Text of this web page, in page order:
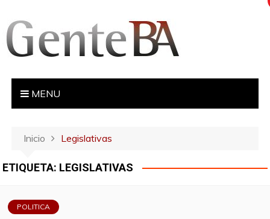
MENU
Inicio Legislativas
ETIQUETA: LEGISLATIVAS
POLITICA